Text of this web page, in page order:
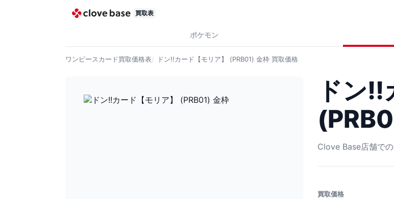
買取表
ポケモン
ワンピースカード買取価格表 ドン!!カード【モリア】 (PRB01) 金枠 買取価格
ドン!!
Clove Base店舗で
買取価格